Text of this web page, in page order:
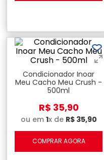
Condicionador Inoar
Meu Cacho Meu Crush -
500ml
R$ 35,90
ou em 1x de R$ 35,90
COMPRAR AGORA